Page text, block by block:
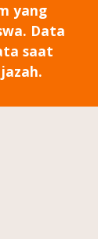
yang
Data
saat